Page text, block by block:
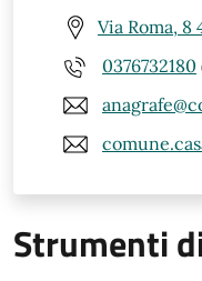
Via Roma, 8
0376732180
Strumenti